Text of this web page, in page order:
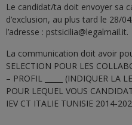
Le candidat/ta doit envoyer sa
d’exclusion, au plus tard le 28/
l’adresse : pstsicilia@legalmail.it.
La communication doit avoir
SELECTION POUR LES
– PROFIL _____ (INDIQUER LA
POUR LEQUEL VOUS
IEV CT ITALIE TUNISIE 2014-